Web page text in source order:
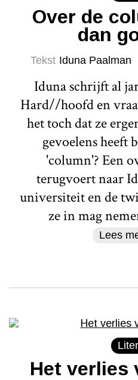
Over de
dan
Tekst Iduna Paalman
Iduna schrijft al
Hard//hoofd en
het toch dat ze
gevoelens heeft
'column'? Een
terugvoert naar
universiteit en de
ze in mag
Lees
Het verlies